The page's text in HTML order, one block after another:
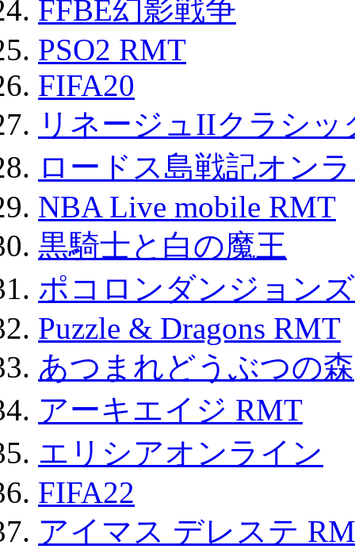
FFBE幻影戦争
PSO2 RMT
FIFA20
リネージュIIクラシ
ロードス島戦記オン
NBA Live mobile RMT
黒騎士と白の魔王
ポコロンダンジョン
Puzzle & Dragons RMT
あつまれどうぶつの森
アーキエイジ RMT
エリシアオンライン
FIFA22
アイマス デレステ